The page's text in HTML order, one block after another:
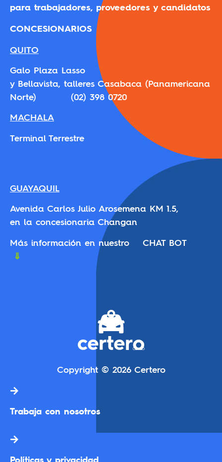
para trabajadores, proveedores y candidatos
CONCESIONARIOS
QUITO
Galo Plaza Lasso
y Bellavista, talleres Casabaca (Panamericana
Norte) (02) 398 0720
MACHALA
Terminal Terrestre
GUAYAQUIL
Avenida Carlos Julio Arosemena KM 1.5,
en la concesionaria Changan
Más información en nuestro CHAT BOT
⇓
Copyright © 2026 Certero
Trabaja con nosotros